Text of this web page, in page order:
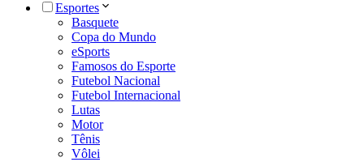
Esportes
Basquete
Copa do Mundo
eSports
Famosos do Esporte
Futebol Nacional
Futebol Internacional
Lutas
Motor
Tênis
Vôlei